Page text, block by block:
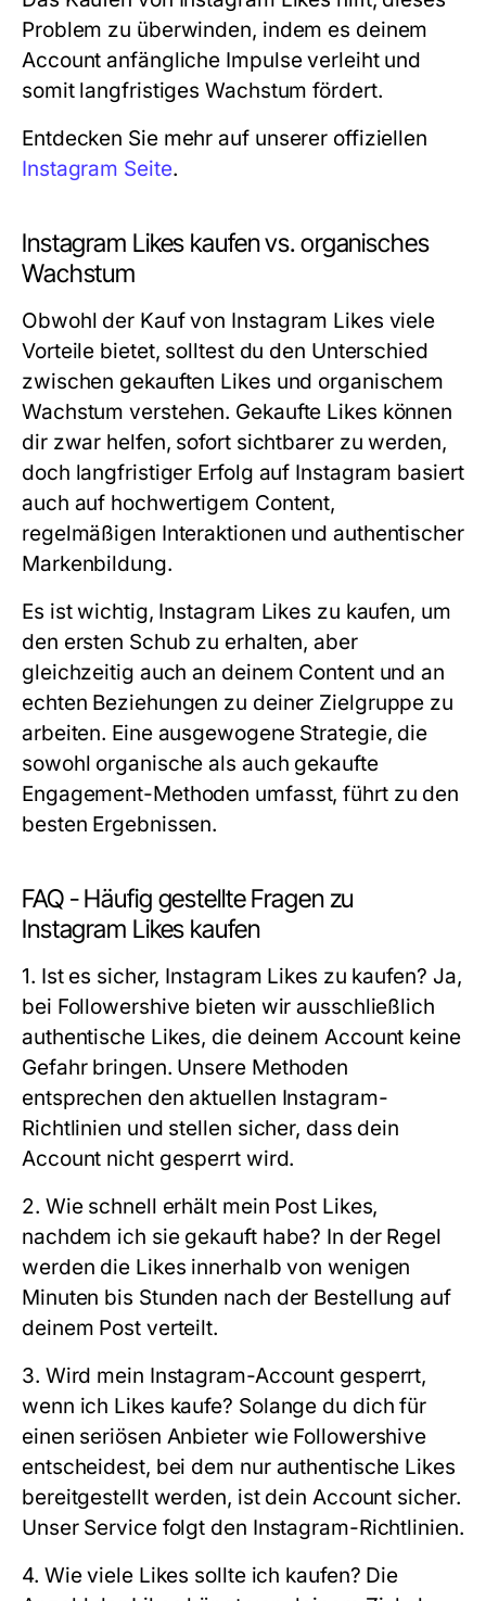
Problem zu überwinden, indem es deinem
Account anfängliche Impulse verleiht und
somit langfristiges Wachstum fördert.
Entdecken Sie mehr auf unserer offiziellen
Instagram Seite.
Instagram Likes kaufen vs. organisches
Wachstum
Obwohl der Kauf von Instagram Likes viele
Vorteile bietet, solltest du den Unterschied
zwischen gekauften Likes und organischem
Wachstum verstehen. Gekaufte Likes können
dir zwar helfen, sofort sichtbarer zu werden,
doch langfristiger Erfolg auf Instagram basiert
auch auf hochwertigem Content,
regelmäßigen Interaktionen und authentischer
Markenbildung.
Es ist wichtig, Instagram Likes zu kaufen, um
den ersten Schub zu erhalten, aber
gleichzeitig auch an deinem Content und an
echten Beziehungen zu deiner Zielgruppe zu
arbeiten. Eine ausgewogene Strategie, die
sowohl organische als auch gekaufte
Engagement-Methoden umfasst, führt zu den
besten Ergebnissen.
FAQ - Häufig gestellte Fragen zu
Instagram Likes kaufen
1. Ist es sicher, Instagram Likes zu kaufen? Ja,
bei Followershive bieten wir ausschließlich
authentische Likes, die deinem Account keine
Gefahr bringen. Unsere Methoden
entsprechen den aktuellen Instagram-
Richtlinien und stellen sicher, dass dein
Account nicht gesperrt wird.
2. Wie schnell erhält mein Post Likes,
nachdem ich sie gekauft habe? In der Regel
werden die Likes innerhalb von wenigen
Minuten bis Stunden nach der Bestellung auf
deinem Post verteilt.
3. Wird mein Instagram-Account gesperrt,
wenn ich Likes kaufe? Solange du dich für
einen seriösen Anbieter wie Followershive
entscheidest, bei dem nur authentische Likes
bereitgestellt werden, ist dein Account sicher.
Unser Service folgt den Instagram-Richtlinien.
4. Wie viele Likes sollte ich kaufen? Die